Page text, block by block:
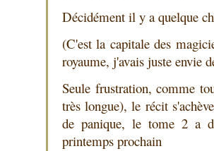
Décidément il y a quelque
(C'est la capitale des
royaume, j'avais juste envie
Seule frustration, comme
très longue), le récit
de panique, le tome 2 a
printemps prochain